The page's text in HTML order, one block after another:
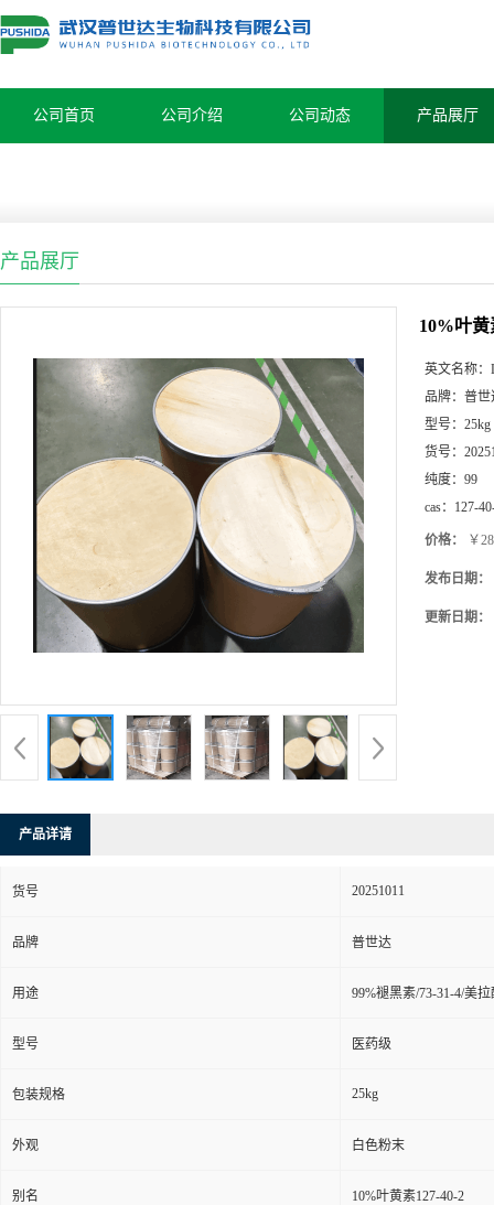
公司首页 公司介绍 公司动态 产品展厅
产品展厅
10%叶黄
英文名称：
品牌： 普世
型号： 25kg
货号：
纯度： 99
cas： 127-
价格： ￥
发布日期：
更新日期：
产品详请
货号 20251011
品牌 普世达
用途 99%褪黑素/73-31-4/美
型号 医药级
包装规格 25kg
外观 白色粉末
别名 10%叶黄素127-40-2